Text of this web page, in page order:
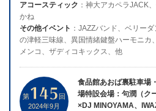
アコースティック ：神大アカペラJACK
かね
その他イベント ：JAZZバンド、ベリー
の津軽三味線、異国情緒鍵盤ハーモニカ
メンコ、ザディコキックス、他
第145 回
2024年9月
食品館あおば裏駐車場
場特設会場：句潤（ク
×DJ MINOYAMA、